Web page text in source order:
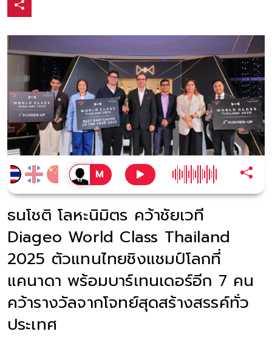
ธนโชติ โลหะนิมิตร คว้าชัยเวที
Diageo World Class Thailand
2025 ตัวแทนไทยชิงแชมป์โลกที่
แคนาดา พร้อมบาร์เทนเดอร์อีก 7 คน
คว้ารางวัลจากโจทย์สุดสร้างสรรค์ทั่ว
ประเทศ